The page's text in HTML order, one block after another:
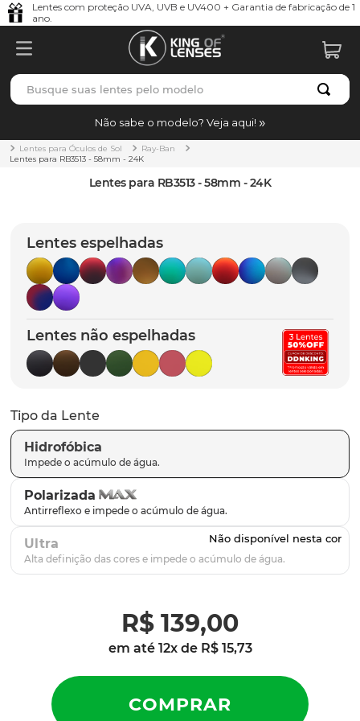
Lentes com proteção UVA, UVB e UV400 + Garantia de fabricação de 1
ano.
Busque suas lentes pelo modelo
Não sabe o modelo? Veja aqui!
Lentes para Óculos de Sol
Ray-Ban
Lentes para RB3513 - 58mm - 24K
Lentes para RB3513 - 58mm - 24K
Lentes espelhadas
Lentes não espelhadas
Tipo da Lente
Hidrofóbica
Polarizada
Ultra
R$ 139,00
em até 12x de R$ 15,73
TERMOS MAIS BUSCADOS
1º borrachas
holbrook
5º chaves
6º t-shock
7º gasket
8º parafusos
9º latch